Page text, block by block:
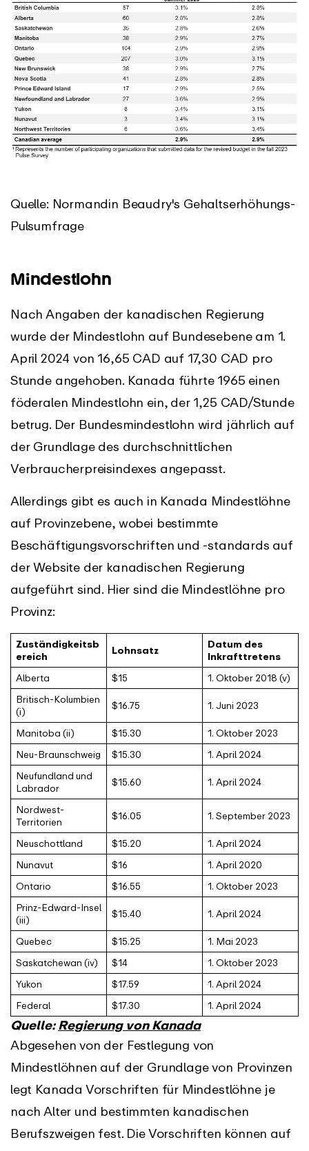
Quelle: Normandin Beaudry's Gehaltserhöhungs-
Pulsumfrage
Mindestlohn
Nach Angaben der kanadischen Regierung
wurde der Mindestlohn auf Bundesebene am 1.
April 2024 von 16,65 CAD auf 17,30 CAD pro
Stunde angehoben. Kanada führte 1965 einen
föderalen Mindestlohn ein, der 1,25 CAD/Stunde
betrug. Der Bundesmindestlohn wird jährlich auf
der Grundlage des durchschnittlichen
Verbraucherpreisindexes angepasst.
Allerdings gibt es auch in Kanada Mindestlöhne
auf Provinzebene, wobei bestimmte
Beschäftigungsvorschriften und -standards auf
der Website der kanadischen Regierung
aufgeführt sind. Hier sind die Mindestlöhne pro
Provinz:
Zuständigkeitsb
ereich
Lohnsatz
Datum des
Inkrafttretens
Alberta
$15
1. Oktober 2018 (v)
Britisch-Kolumbien
(i)
$16.75 1. Juni 2023
Manitoba (ii) $15.30
1. Oktober 2023
Neu-Braunschweig
$15.30
1. April 2024
Neufundland und
Labrador
$15.60 1. April 2024
Nordwest-
Territorien
$16.05 1. September 2023
Neuschottland $15.20
1. April 2024
Nunavut
$16
1. April 2020
Ontario
$16.55
1. Oktober 2023
Prinz-Edward-Insel
(iii)
$15.40 1. April 2024
Quebec $15.25
1. Mai 2023
Saskatchewan (iv)
$14
1. Oktober 2023
Yukon
$17.59
1. April 2024
Federal
$17.30 1. April 2024
Quelle:Regierung von Kanada
Abgesehen von der Festlegung von
Mindestlöhnen auf der Grundlage von Provinzen
legt Kanada Vorschriften für Mindestlöhne je
nach Alter und bestimmten kanadischen
Berufszweigen fest. Die Vorschriften können auf